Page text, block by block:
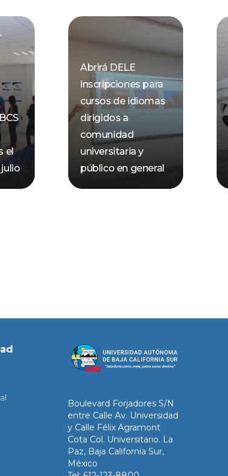
el
Abrirá DELE
inscripciones para
cursos de idiomas
dirigidos a
comunidad
universitaria y
público en general
Boulevard Forjadores S/N
entre Calle Av. Universidad
y Calle Félix Agramont
Cota Col. Universitario. La
Paz, Baja California Sur,
México